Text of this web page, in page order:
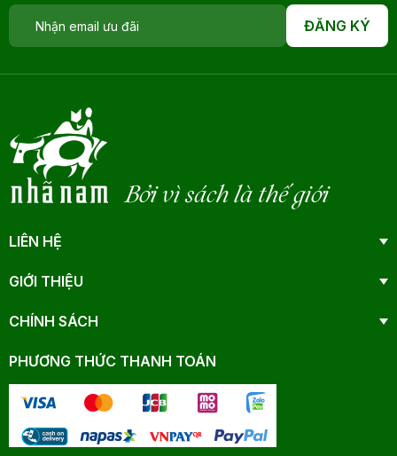
ĐĂNG KÝ
Bởi vì sách là thế giới
LIÊN HỆ
GIỚI THIỆU
CHÍNH SÁCH
PHƯƠNG THỨC THANH TOÁN